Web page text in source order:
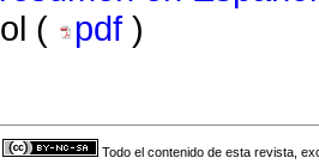
(
pdf )
Todo el contenido de esta revista,